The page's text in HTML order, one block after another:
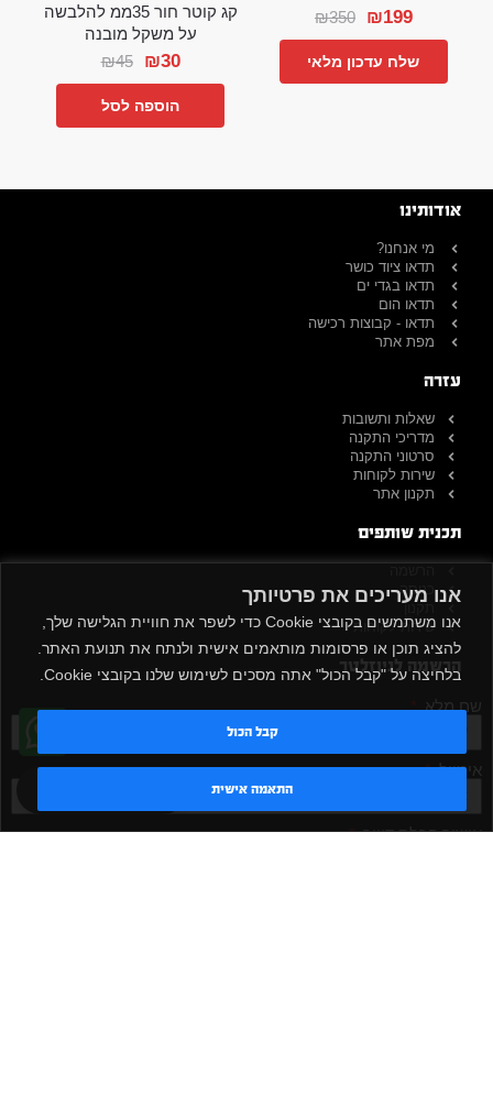
אנו מעריכים את פרטיותך
אנו משתמשים בקובצי Cookie כדי לשפר את חוויית הגלישה שלך,
להציג תוכן או פרסומות מותאמים אישית ולנתח את תנועת האתר.
בלחיצה על "קבל הכול" אתה מסכים לשימוש שלנו בקובצי Cookie.
התאמה אישית
קבל הכול
₪350 ₪199
שלח עדכון מלאי
קג קוטר חור 35ממ להלבשה
על משקל מובנה
₪45 ₪30
הוספה לסל
אודותינו
מי אנחנו?
תדאו ציוד כושר
תדאו בגדי ים
תדאו הום
תדאו - קבוצות רכישה
מפת אתר
עזרה
שאלות ותשובות
מדריכי התקנה
סרטוני התקנה
שירות לקוחות
תקנון אתר
תכנית שותפים
כניסה
תקנון
שירות לקוחות
הרשמה לניוזלטר
שם מלא
אימייל
אישור קבלת דיוור